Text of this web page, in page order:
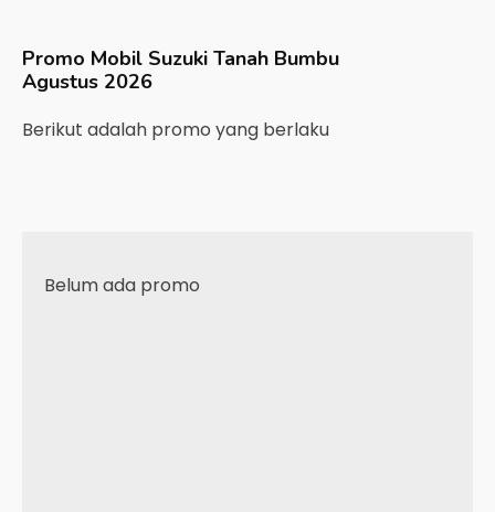
Promo Mobil Suzuki Tanah Bumbu
Agustus 2026
Berikut adalah promo yang berlaku
Belum ada promo